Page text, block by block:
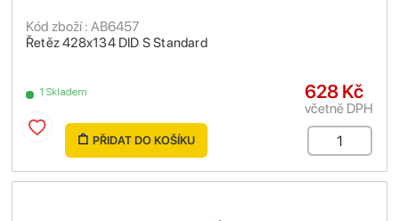
Řetěz 428x134 DID S Standard
Kód zboží : AB6457
1 Skladem 628 Kč
včetně DPH
PŘIDAT DO KOŠÍKU